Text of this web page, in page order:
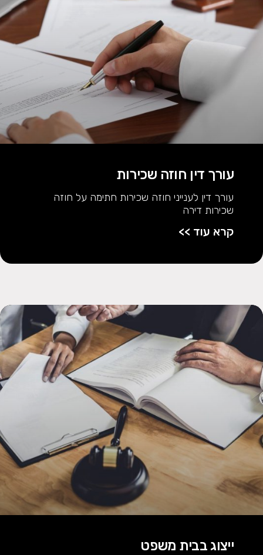
עורך דין חוזה שכירות
עורך דין לענייני חוזה שכירות חתימה על חוזה
שכירות דירה
קרא עוד >>
ייצוג בבית משפט